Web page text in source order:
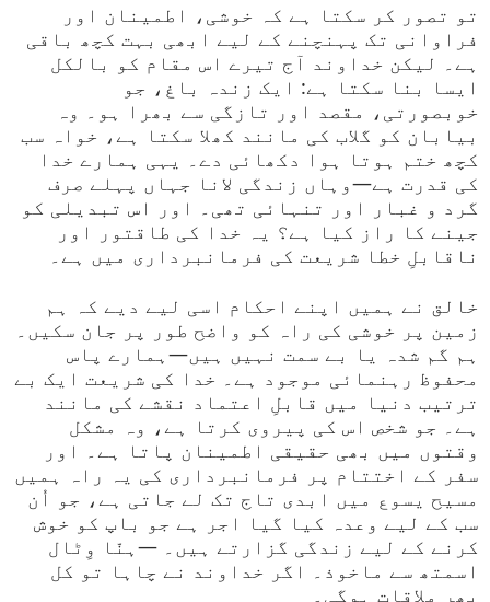
تو تصور کر سکتا ہے کہ خوشی، اطمینان اور
فراوانی تک پہنچنے کے لیے ابھی بہت کچھ باقی
ہے۔ لیکن خداوند آج تیرے اس مقام کو بالکل
ایسا بنا سکتا ہے: ایک زندہ باغ، جو
خوبصورتی، مقصد اور تازگی سے بھرا ہو۔ وہ
بیابان کو گلاب کی مانند کھلا سکتا ہے، خواہ سب
کچھ ختم ہوتا ہوا دکھائی دے۔ یہی ہمارے خدا
کی قدرت ہے—وہاں زندگی لانا جہاں پہلے صرف
گرد و غبار اور تنہائی تھی۔ اور اس تبدیلی کو
جینے کا راز کیا ہے؟ یہ خدا کی طاقتور اور
ناقابلِ خطا شریعت کی فرمانبرداری میں ہے۔
خالق نے ہمیں اپنے احکام اسی لیے دیے کہ ہم
زمین پر خوشی کی راہ کو واضح طور پر جان سکیں۔
ہم گم شدہ یا بے سمت نہیں ہیں—ہمارے پاس
محفوظ رہنمائی موجود ہے۔ خدا کی شریعت ایک بے
ترتیب دنیا میں قابلِ اعتماد نقشے کی مانند
ہے۔ جو شخص اس کی پیروی کرتا ہے، وہ مشکل
وقتوں میں بھی حقیقی اطمینان پاتا ہے۔ اور
سفر کے اختتام پر فرمانبرداری کی یہ راہ ہمیں
مسیح یسوع میں ابدی تاج تک لے جاتی ہے، جو اُن
سب کے لیے وعدہ کیا گیا اجر ہے جو باپ کو خوش
کرنے کے لیے زندگی گزارتے ہیں۔ —ہنّا وِٹال
اسمتھ سے ماخوذ۔ اگر خداوند نے چاہا تو کل
پھر ملاقات ہوگی۔